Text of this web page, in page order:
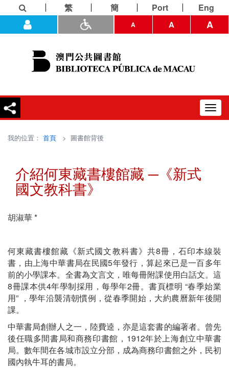
繁 簡 Port Eng
A A A
我的位置： 首頁 > 圖書館背後
介紹何東藏書樓館藏 ─《新式
國文教科書》
胡淑華 *
何東藏書樓館藏《新式國文教科書》共8冊，石印本線裝
書，由上海中華書局在民國5年發行，算起來已是一百多年
前的小學課本。全書為文言文，唯每冊附課使用白話文。這
8冊課本供4年學制採用，每學年2冊。書頁標明 “春季始業
用” ，學年沿襲清朝慣例，從春季開始，大約農曆新年後開
課。
中華書局創辦人之一，陸費逵，亦是這套書的編著者。曾先
後任職多間書局和商務印書館，1912年於上海創立中華書
局。數年間在各城市設立分部，成為商務印書館之外，民初
國內執牛耳的書局。